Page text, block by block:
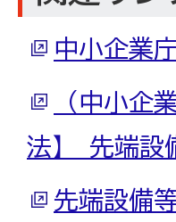
中小企業
（中小企
法】 先端設
先端設備